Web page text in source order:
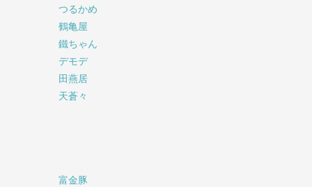
つるかめ
鶴亀屋
鐵ちゃん
デモデ
田燕居
天蒼々
富金豚